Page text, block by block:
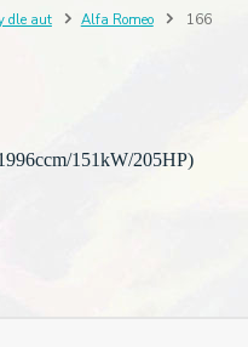
dle aut Alfa Romeo 166
151kW/205HP)